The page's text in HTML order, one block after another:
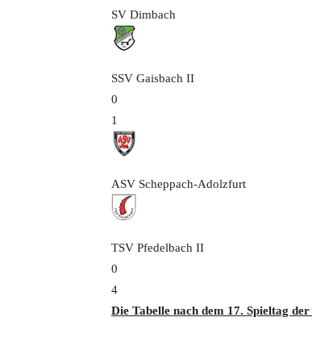
SV Dimbach
SSV Gaisbach II
0
1
ASV Scheppach-Adolzfurt
TSV Pfedelbach II
0
4
Die Tabelle nach dem 17. Spieltag der